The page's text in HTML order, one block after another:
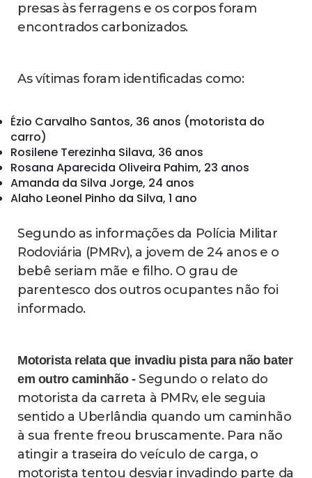
presas às ferragens e os corpos foram
encontrados carbonizados.
As vítimas foram identificadas como:
Ézio Carvalho Santos, 36 anos (motorista do
carro)
Rosilene Terezinha Silava, 36 anos
Rosana Aparecida Oliveira Pahim, 23 anos
Amanda da Silva Jorge, 24 anos
Alaho Leonel Pinho da Silva, 1 ano
Segundo as informações da Polícia Militar
Rodoviária (PMRv), a jovem de 24 anos e o
bebê seriam mãe e filho. O grau de
parentesco dos outros ocupantes não foi
informado.
Motorista relata que invadiu pista para não bater
em outro caminhão -Segundo o relato do
motorista da carreta à PMRv, ele seguia
sentido a Uberlândia quando um caminhão
à sua frente freou bruscamente. Para não
atingir a traseira do veículo de carga, o
motorista tentou desviar invadindo parte da